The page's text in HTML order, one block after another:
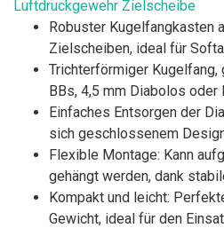
Luftdruckgewehr Zielscheibe
Robuster Kugelfangkasten
Zielscheiben, ideal für
Trichterförmiger
BBs, 4,5 mm Diabolos oder
Einfaches Entsorgen der
sich geschlossenem
Flexible Montage: Kann
gehängt werden, dank
Kompakt und leicht:
Gewicht, ideal für den